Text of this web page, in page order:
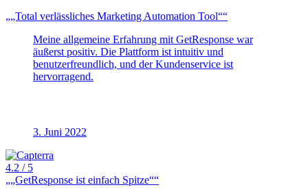
„Total verlässliches Marketing Automation Tool“
Meine allgemeine Erfahrung mit GetResponse war
äußerst positiv. Die Plattform ist intuitiv und
benutzerfreundlich, und der Kundenservice ist
hervorragend.
3. Juni 2022
4.2 / 5
„GetResponse ist einfach Spitze“